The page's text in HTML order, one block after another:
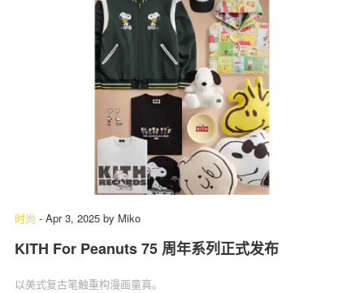
时尚 - Apr 3, 2025 by Miko
KITH For Peanuts 75 周年系列正式发布
以美式复古笔触重构漫画童真。